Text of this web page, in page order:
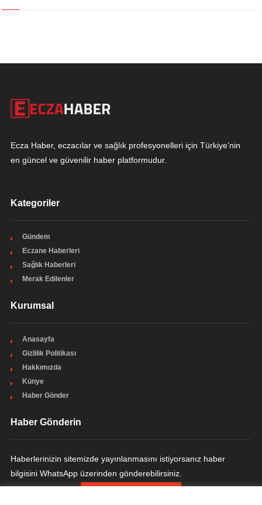
Ecza Haber, eczacılar ve sağlık profesyonelleri için Türkiye’nin
en güncel ve güvenilir haber platformudur.
Kategoriler
Gündem
Eczane Haberleri
Sağlık Haberleri
Merak Edilenler
Kurumsal
Anasayfa
Gizlilik Politikası
Hakkımızda
Künye
Haber Gönder
Haber Gönderin
Haberlerinizin sitemizde yayınlanmasını istiyorsanız haber
bilgisini WhatsApp üzerinden gönderebilirsiniz.